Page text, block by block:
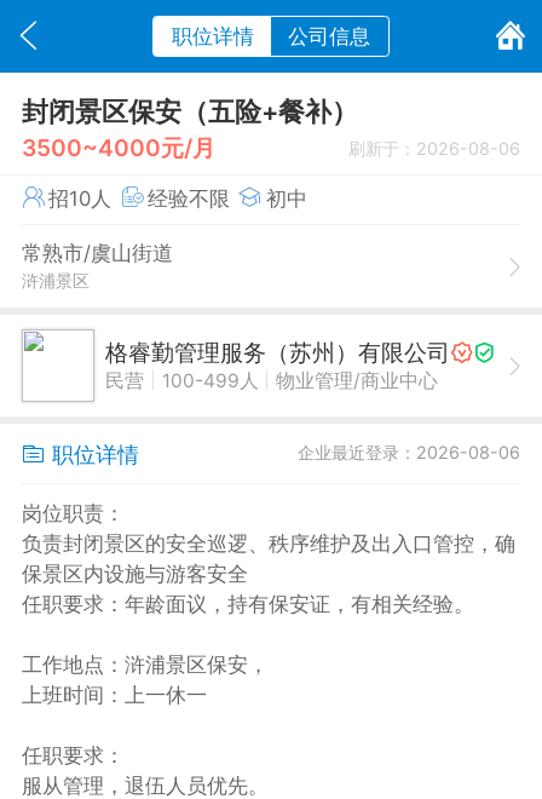
职位详情 公司信息
封闭景区保安（五险+餐补）
3500~4000元/月 刷新于：2026-08-06
招10人 经验不限 初中
常熟市/虞山街道
浒浦景区
格睿勤管理服务（苏州）有限公司
民营 100-499人 物业管理/商业中心
职位详情 企业最近登录：2026-08-06
岗位职责：
负责封闭景区的安全巡逻、秩序维护及出入口管控，确
保景区内设施与游客安全
任职要求：年龄面议，持有保安证，有相关经验。
工作地点：浒浦景区保安，
上班时间：上一休一
任职要求：
服从管理，退伍人员优先。